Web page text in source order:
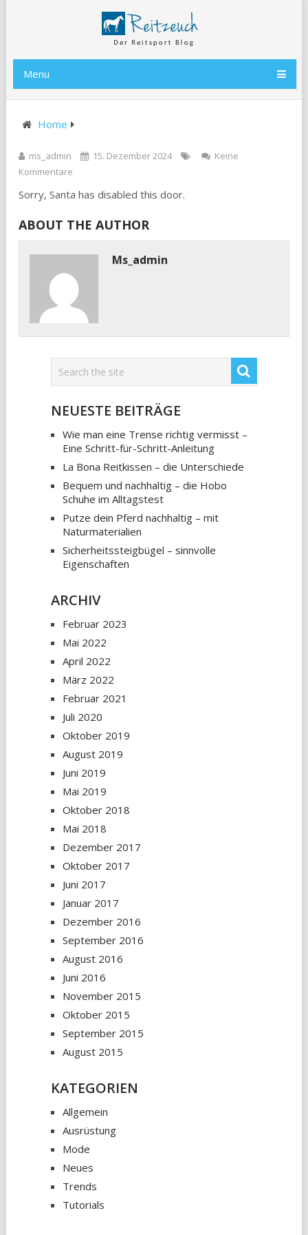
Menu
Home
ms_admin 15. Dezember 2024
Keine
Kommentare
Sorry, Santa has disabled this door.
ABOUT THE AUTHOR
Ms_admin
NEUESTE BEITRÄGE
Wie man eine Trense richtig vermisst –
Eine Schritt-für-Schritt-Anleitung
La Bona Reitkissen – die Unterschiede
Bequem und nachhaltig – die Hobo
Schuhe im Alltagstest
Putze dein Pferd nachhaltig – mit
Naturmaterialien
Sicherheitssteigbügel – sinnvolle
Eigenschaften
ARCHIV
Februar 2023
Mai 2022
April 2022
März 2022
Februar 2021
Juli 2020
Oktober 2019
August 2019
Juni 2019
Mai 2019
Oktober 2018
Mai 2018
Dezember 2017
Oktober 2017
Juni 2017
Januar 2017
Dezember 2016
September 2016
August 2016
Juni 2016
November 2015
Oktober 2015
September 2015
August 2015
KATEGORIEN
Allgemein
Ausrüstung
Mode
Neues
Trends
Tutorials